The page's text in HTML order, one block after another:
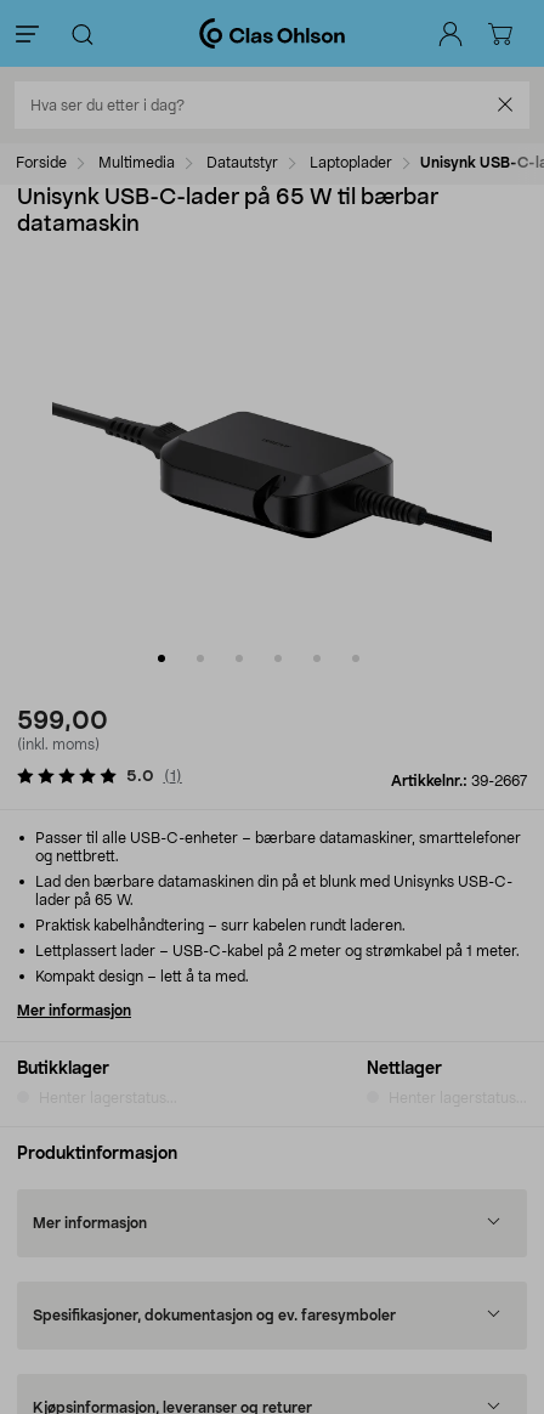
Forside Multimedia Datautstyr Laptoplader Unisynk USB-C-
Unisynk USB-C-lader på 65 W til bærbar
datamaskin
599,00
(inkl. moms)
Artikkelnr.: 39-2667
5.0 (1 )
Butikklager Nettlager
Passer til alle USB-C-enheter – bærbare datamaskiner, smarttelefoner
og nettbrett.
Lad den bærbare datamaskinen din på et blunk med Unisynks USB-C-
lader på 65 W.
Praktisk kabelhåndtering – surr kabelen rundt laderen.
Lettplassert lader – USB-C-kabel på 2 meter og strømkabel på 1 meter.
Kompakt design – lett å ta med.
Mer informasjon
Produktinformasjon
Mer informasjon
Spesifikasjoner, dokumentasjon og ev. faresymboler
Kjøpsinformasjon, leveranser og returer